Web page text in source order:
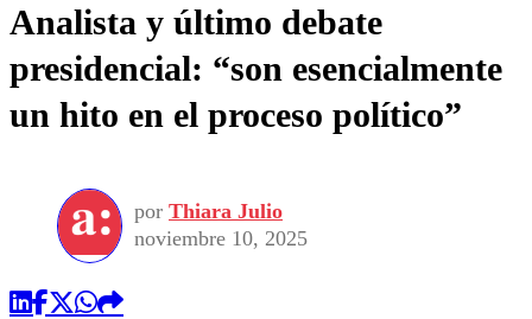
Analista y último debate
presidencial: “son esencialmente
un hito en el proceso político”
por Thiara Julio
noviembre 10, 2025